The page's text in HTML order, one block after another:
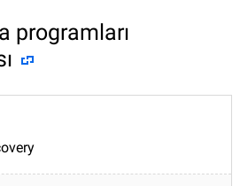
programları